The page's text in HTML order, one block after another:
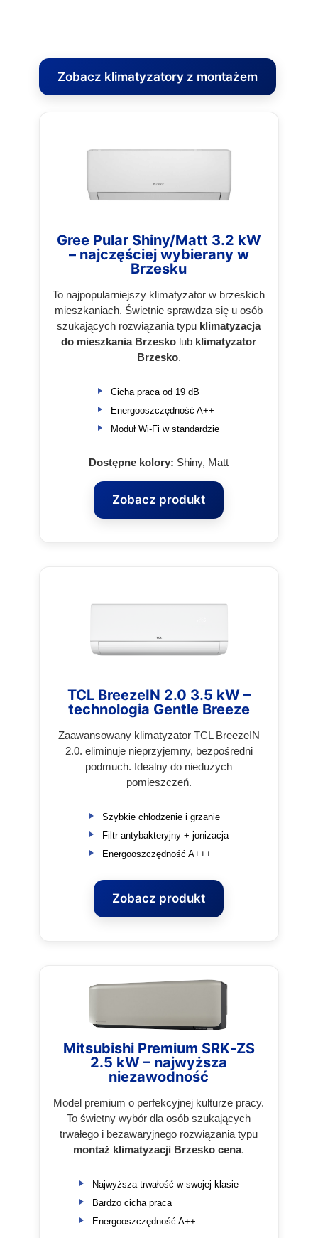
Zobacz klimatyzatory z montażem
Gree Pular Shiny/Matt 3.2 kW
– najczęściej wybierany w
Brzesku
To najpopularniejszy klimatyzator w brzeskich
mieszkaniach. Świetnie sprawdza się u osób
szukających rozwiązania typu klimatyzacja
do mieszkania Brzesko lub klimatyzator
Brzesko.
Cicha praca od 19 dB
Energooszczędność A++
Moduł Wi‑Fi w standardzie
Dostępne kolory: Shiny, Matt
Zobacz produkt
TCL BreezeIN 2.0 3.5 kW –
technologia Gentle Breeze
Zaawansowany klimatyzator TCL BreezeIN
2.0. eliminuje nieprzyjemny, bezpośredni
podmuch. Idealny do niedużych
pomieszczeń.
Szybkie chłodzenie i grzanie
Filtr antybakteryjny + jonizacja
Energooszczędność A+++
Zobacz produkt
Mitsubishi Premium SRK‑ZS
2.5 kW – najwyższa
niezawodność
Model premium o perfekcyjnej kulturze pracy.
To świetny wybór dla osób szukających
trwałego i bezawaryjnego rozwiązania typu
montaż klimatyzacji Brzesko cena.
Najwyższa trwałość w swojej klasie
Bardzo cicha praca
Energooszczędność A++